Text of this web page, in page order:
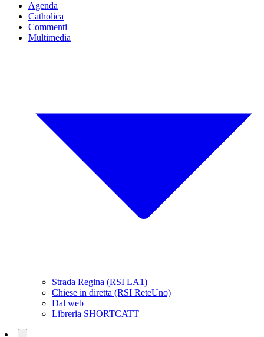
Agenda
Catholica
Commenti
Multimedia
Strada Regina (RSI LA1)
Chiese in diretta (RSI ReteUno)
Dal web
Libreria SHORTCATT